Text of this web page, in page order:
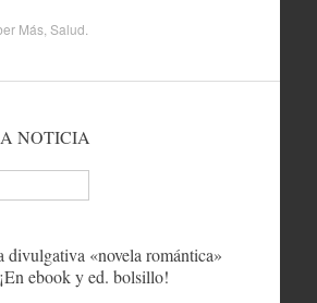
Más, Salud
NOTICIA
divulgativa «novela romántica»
ebook y ed. bolsillo!